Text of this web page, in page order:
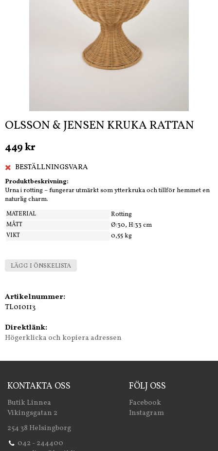
OLSSON & JENSEN KRUKA RATTAN
449 kr
BESTÄLLNINGSVARA
Produktbeskrivning:
Urna i rotting – fungerar utmärkt som ytterkruka och tillför hemmet en
naturlig charm.
MATERIAL Rotting
MÅTT Ø:30, H:33 cm
VIKT 0,55 kg
LÄGG I ÖNSKELISTA
Artikelnummer:
TL010113
Direktlänk:
Högerklicka och kopiera adressen
KONTAKTA OSS
Butik Linnea
Vikingsgatan 2
254 38 Helsingborg
042 - 244400
FÖLJ OSS
Facebook
Instagram